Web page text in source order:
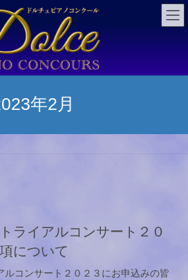
年2月
ライアルコンサート２０
について
ルコンサート２０２３にお申込みの皆